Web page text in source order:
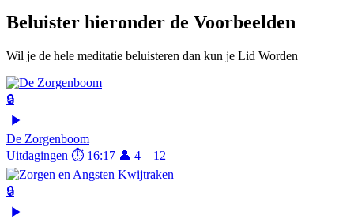
Beluister hieronder de Voorbeelden
Wil je de hele meditatie beluisteren dan kun je Lid Worden
🔒
De Zorgenboom
Uitdagingen ⏱ 16:17 👤 4 – 12
🔒